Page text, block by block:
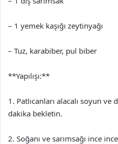
– 1 yemek kaşığı zeytinyağı
– Tuz, karabiber, pul biber
**Yapılışı:**
1. Patlıcanları alacalı soyun
dakika bekletin.
2. Soğanı ve sarımsağı ince